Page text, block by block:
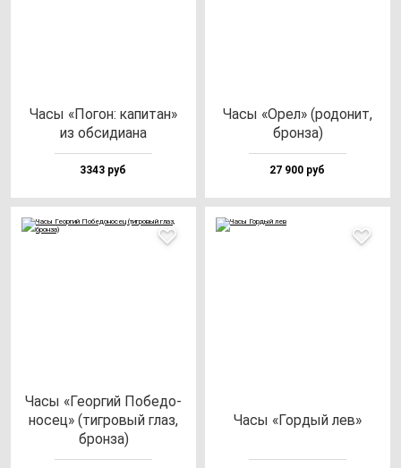
Часы «Погон: ка­пи­тан»
из об­си­ди­ана
3343 руб
Часы «Орел» (ро­до­нит,
брон­за)
27 900 руб
Часы «Геор­гий Побе­до­
но­сец» (тиг­ро­вый глаз,
брон­за)
Часы «Гор­дый лев»